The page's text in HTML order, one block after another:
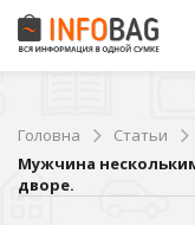
Головна
Статьи
Мужчина
дворе.